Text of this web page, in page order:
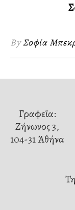
ByΣοφία
Γραφεῖα:
Ζήνωνος 3,
104-31 Ἀθήνα